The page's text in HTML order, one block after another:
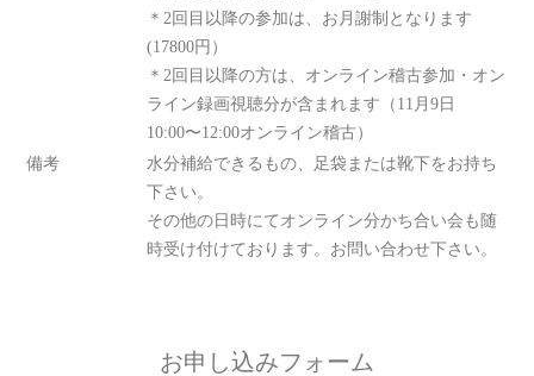
＊2回目以降の参加は、お月謝制となります
(17800円）
＊2回目以降の方は、オンライン稽古参加・オン
ライン録画視聴分が含まれます（11月9日
10:00〜12:00オンライン稽古）
備考
水分補給できるもの、足袋または靴下をお持ち
下さい。
その他の日時にてオンライン分かち合い会も随
時受け付けております。お問い合わせ下さい。
お申し込みフォーム